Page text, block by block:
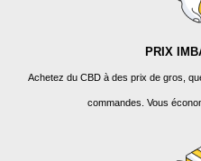
PRIX
Achetez du CBD à des prix de gros,
commandes. Vous